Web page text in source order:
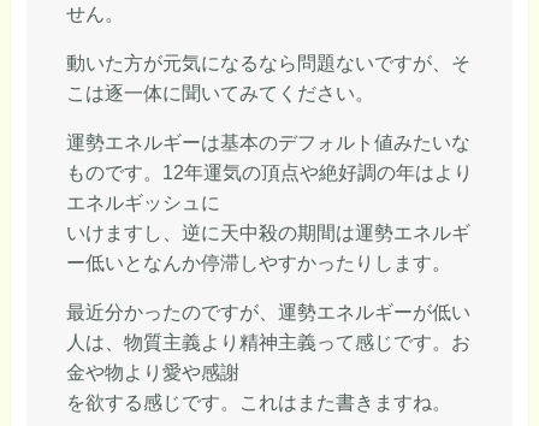
せん。
動いた方が元気になるなら問題ないですが、そ
こは逐一体に聞いてみてください。
運勢エネルギーは基本のデフォルト値みたいな
ものです。12年運気の頂点や絶好調の年はより
エネルギッシュに
いけますし、逆に天中殺の期間は運勢エネルギ
ー低いとなんか停滞しやすかったりします。
最近分かったのですが、運勢エネルギーが低い
人は、物質主義より精神主義って感じです。お
金や物より愛や感謝
を欲する感じです。これはまた書きますね。